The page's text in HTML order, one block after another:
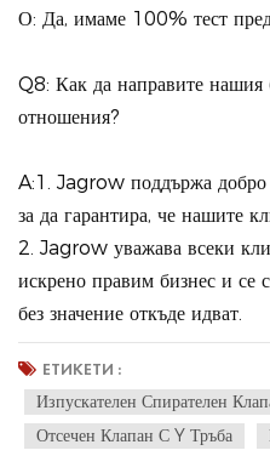
О: Да, имаме 100% тест
Q8: Как да направите нашия
отношения?
A:1. Jagrow поддържа добро
за да гарантира, че нашите
2. Jagrow уважава всеки
искрено правим бизнес и се
без значение откъде идват.
ЕТИКЕТИ :
Изпускателен Спирателен
Отсечен Клапан С Y Тръба